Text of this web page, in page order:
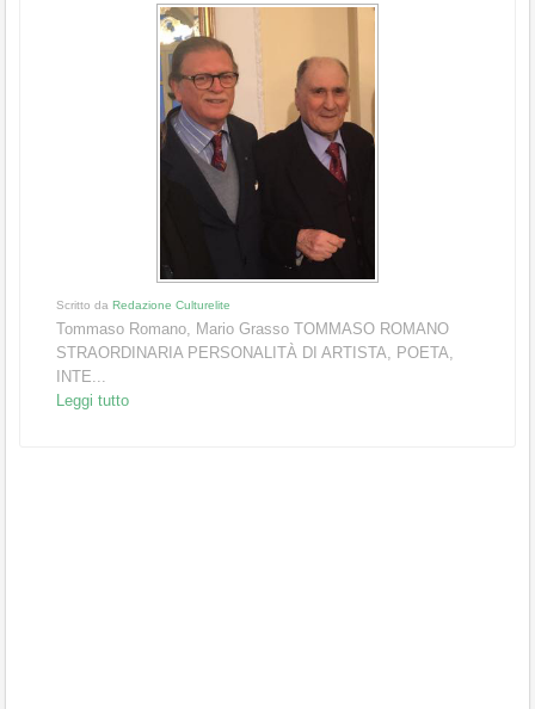
Scritto da Redazione Culturelite
Tommaso Romano, Mario Grasso TOMMASO ROMANO
STRAORDINARIA PERSONALITÀ DI ARTISTA, POETA,
INTE...
Leggi tutto